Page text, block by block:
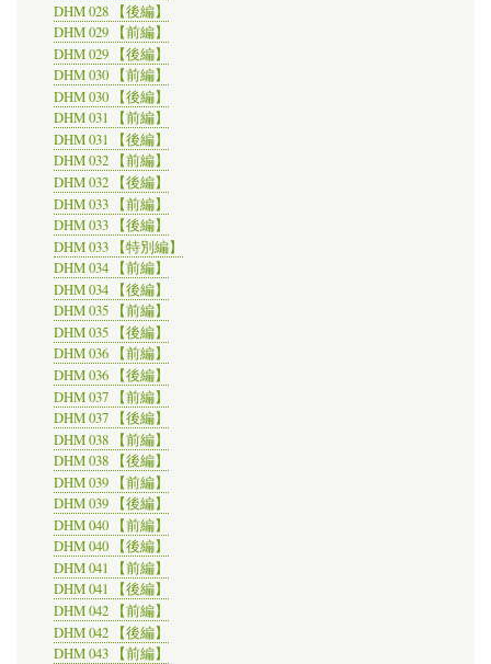
DHM 028 【後編】
DHM 029 【前編】
DHM 029 【後編】
DHM 030 【前編】
DHM 030 【後編】
DHM 031 【前編】
DHM 031 【後編】
DHM 032 【前編】
DHM 032 【後編】
DHM 033 【前編】
DHM 033 【後編】
DHM 033 【特別編】
DHM 034 【前編】
DHM 034 【後編】
DHM 035 【前編】
DHM 035 【後編】
DHM 036 【前編】
DHM 036 【後編】
DHM 037 【前編】
DHM 037 【後編】
DHM 038 【前編】
DHM 038 【後編】
DHM 039 【前編】
DHM 039 【後編】
DHM 040 【前編】
DHM 040 【後編】
DHM 041 【前編】
DHM 041 【後編】
DHM 042 【前編】
DHM 042 【後編】
DHM 043 【前編】